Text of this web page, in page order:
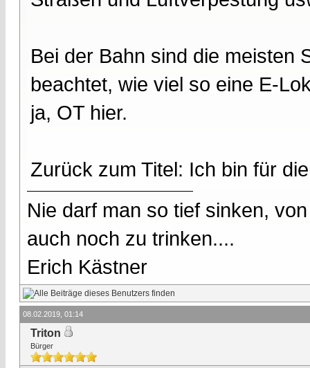
Bei der Bahn sind die meisten
beachtet, wie viel so eine E-
ja, OT hier.
Zurück zum Titel: Ich bin für
Nie darf man so tief sinken,
auch noch zu trinken....
Erich Kästner
08.02.2019, 01:14
Triton
Bürger